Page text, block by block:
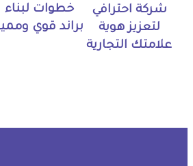
شركة احترافي
لتعزيز هوية
علامتك التجارية
خطوات لبناء
براند قوي